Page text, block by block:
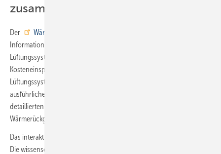
zusammen mit ITG
Der WärmerückgewinnerCheck
Informationen zu Installation und Wirkung moderner
Lüftungssysteme, so die beiden Institutionen. Neben Energie- und
Kosteneinsparungen würden die Vorteile wohnungsbezogener
Lüftungssysteme für den Alltag erläutert. Das Ergebnis umfasst eine
ausführliche PDF-Datei mit der individuellen Berechnung sowie
detaillierten Informationen zur Wohnungslüftung mit
Wärmerückgewinnung.
Das interaktive Tool wird kostenfrei von HEA und VdZ bereitgestellt.
Die wissenschaftliche Begleitung erfolgte in Zusammenarbeit mit dem